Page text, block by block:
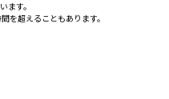
ます。
を超えることもあります。